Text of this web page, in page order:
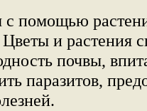
помощью
и растения
почвы,
паразитов,